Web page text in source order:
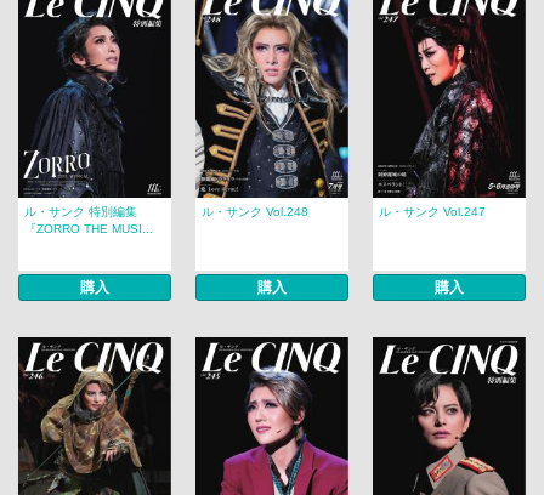
ル・サンク 特別編集
『ZORRO THE MUSI...
購入
ル・サンク Vol.248
購入
ル・サンク Vol.247
購入